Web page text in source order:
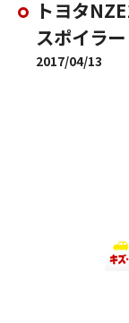
トヨタ
スポイラー
2017/04/13